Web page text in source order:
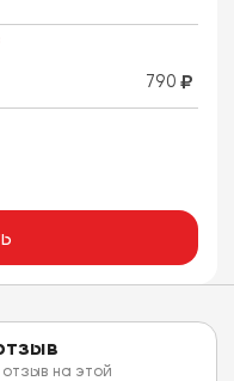
790
на этой